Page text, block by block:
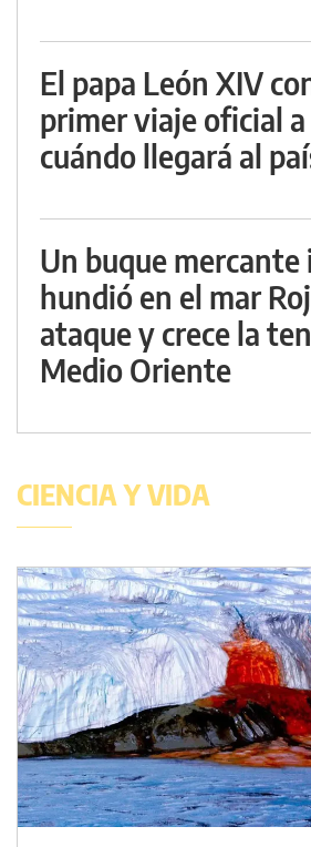
El papa León XIV
primer viaje oficial
cuándo llegará al
Un buque mercante
hundió en el mar
ataque y crece la
Medio Oriente
CIENCIA Y VIDA